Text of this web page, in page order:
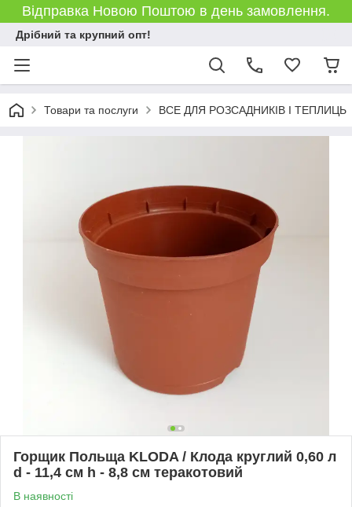
Відправка Новою Поштою в день замовлення.
Дрібний та крупний опт!
Товари та послуги ВСЕ ДЛЯ РОЗСАДНИКІВ І ТЕПЛИЦЬ
Горщик Польща KLODA / Клода круглий 0,60 л
d - 11,4 см h - 8,8 см теракотовий
В наявності